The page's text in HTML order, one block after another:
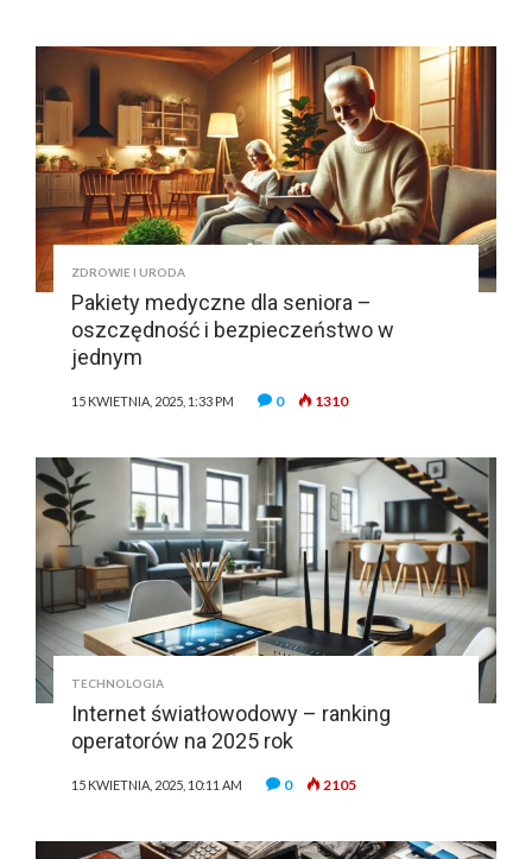
ZDROWIE I URODA
Pakiety medyczne dla seniora –
oszczędność i bezpieczeństwo w
jednym
15 KWIETNIA, 2025, 1:33 PM 0 1310
TECHNOLOGIA
Internet światłowodowy – ranking
operatorów na 2025 rok
15 KWIETNIA, 2025, 10:11 AM 0 2105